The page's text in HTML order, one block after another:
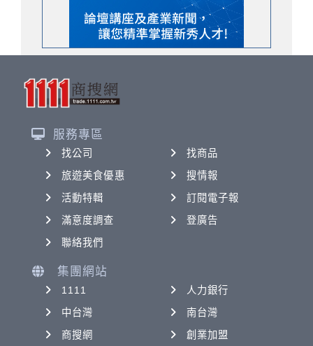
服務專區
找公司
找商品
旅遊美食優惠
搜情報
活動特輯
訂閱電子報
滿意度調查
登廣告
聯絡我們
集團網站
1111
人力銀行
中台灣
南台灣
商搜網
創業加盟